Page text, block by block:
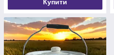
Купити